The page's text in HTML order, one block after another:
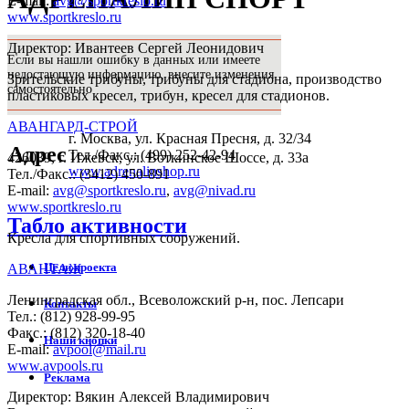
www.sportkreslo.ru
Директор: Ивантеев Сергей Леонидович
Зрительские трибуны, трибуны для стадиона, производство
пластиковых кресел, трибун, кресел для стадионов.
АВАНГАРД-СТРОЙ
426039, г. Ижевск, ул. Воткинское Шоссе, д. 33а
Тел./Факс.: (3412) 450-891
E-mail: avg@sportkreslo.ru, avg@nivad.ru
www.sportkreslo.ru
Кресла для спортивных сооружений.
АВАНТАЖ
Ленинградская обл., Всеволожский р-н, пос. Лепсари
Тел.: (812) 928-99-95
Факс.: (812) 320-18-40
E-mail:avpool@mail.ru
www.avpools.ru
Директор: Вякин Алексей Владимирович
Если вы нашли ошибку в данных или имеете
недостающую информацию, внесите изменения
самостоятельно
Адрес
г. Москва, ул. Красная Пресня, д. 32/34
Тел./Факс.: (499) 252-42-94
www.adrenalinshop.ru
Табло активности
Цели проекта
Контакты
Наши кнопки
Реклама